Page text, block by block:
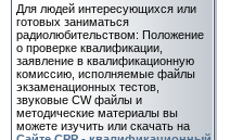
Для людей интересующихся или
готовых заниматься
радиолюбительством: Положение
о проверке квалификации,
заявление в квалификационную
комиссию, исполняемые файлы
экзаменационных тестов,
звуковые CW файлы и
методические материалы вы
можете изучить или скачать на